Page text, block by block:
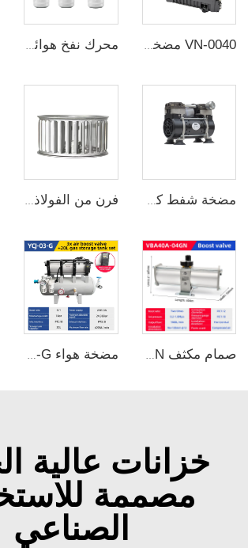
VN-0040 مضخة شفط دوارة بالألواح والمزيج الزيتي محرك نفخ هوائي 750W لمدفأة، مجموعة محرك مروحة تبريد لمدفأة، اللحام بإعادة الذوبان، المرجل، الأفران النفقية
صمام مكثف VBA40A-04GN سلسلة VBA صمام مكثف بزيادة ضغط تصل إلى مرتين مضخة هواء YCJ-03-G بزيادة ضغط 3 مرات مع خزان تخزين هواء سعة 20 لترًا
خزانات عالية
مصممة
الصناعي